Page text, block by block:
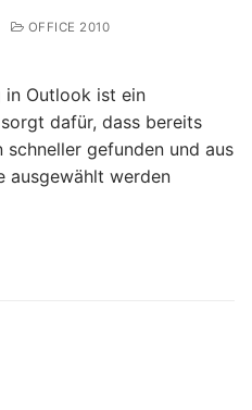
OFFICE 2010
in Outlook ist ein
dafür, dass bereits
gefunden und aus
ausgewählt werden